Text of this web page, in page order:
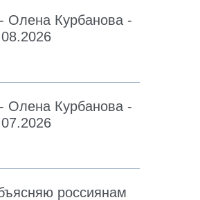
Олена Курбанова -
Олена Курбанова -
россиянам